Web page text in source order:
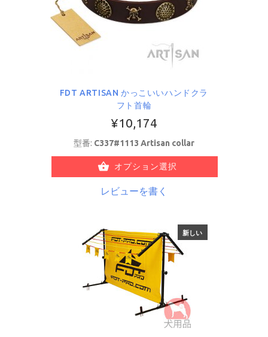
FDT ARTISAN かっこいいハンドクラ
フト首輪
¥10,174
型番: C337#1113 Artisan collar
オプション選択
レビューを書く
新しい